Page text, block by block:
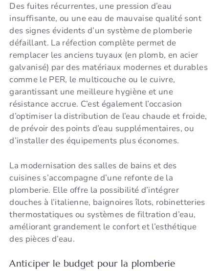
Des fuites récurrentes, une pression d’eau
insuffisante, ou une eau de mauvaise qualité sont
des signes évidents d’un système de plomberie
défaillant. La réfection complète permet de
remplacer les anciens tuyaux (en plomb, en acier
galvanisé) par des matériaux modernes et durables
comme le PER, le multicouche ou le cuivre,
garantissant une meilleure hygiène et une
résistance accrue. C’est également l’occasion
d’optimiser la distribution de l’eau chaude et froide,
de prévoir des points d’eau supplémentaires, ou
d’installer des équipements plus économes.
La modernisation des salles de bains et des
cuisines s’accompagne d’une refonte de la
plomberie. Elle offre la possibilité d’intégrer
douches à l’italienne, baignoires îlots, robinetteries
thermostatiques ou systèmes de filtration d’eau,
améliorant grandement le confort et l’esthétique
des pièces d’eau.
Anticiper le budget pour la plomberie